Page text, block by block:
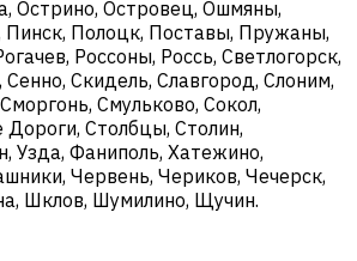
Острино, Островец, Ошмяны,
Пинск, Полоцк, Поставы, Пружаны,
Россоны, Россь, Светлогорск,
Сенно, Скидель, Славгород, Слоним,
Смульково, Сокол,
Дороги, Столбцы, Столин,
Узда, Фаниполь, Хатежино,
Червень, Чериков, Чечерск,
Шклов, Шумилино, Щучин.